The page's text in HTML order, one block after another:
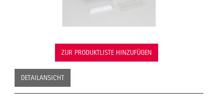
ZUR PRODUKTLISTE HINZUFÜGEN
DETAILANSICHT